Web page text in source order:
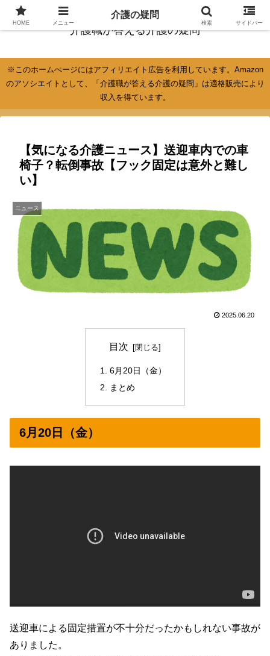
介護職が答える介護の疑問
※このホームぺージにはアフィリエイト広告を利用しています。Amazon
のアソシエイトとして、「介護職が答える介護の疑問」は適格販売により
収入を得ています。
【気になる介護ニュース】送迎車内での車
椅子？転倒事故【フック固定は意外と難し
い】
ニュース
2025.06.20
目次
6月20日（金）
まとめ
6月20日（金）
送迎車による固定措置が不十分だったかもしれない事故が
ありました。
HOME メニュー
介護の疑問
検索 サイドバー